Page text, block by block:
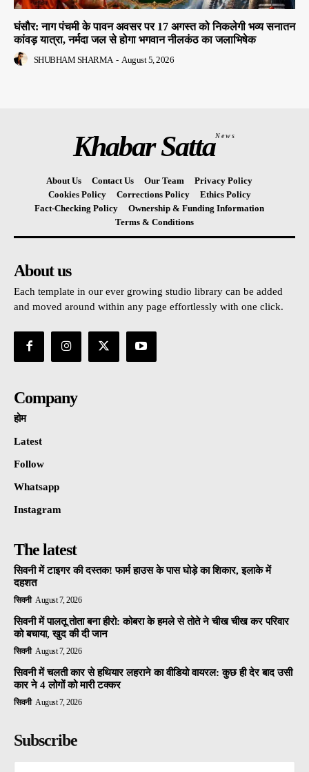
घंसौर: नाग पंचमी के पावन अवसर पर 17 अगस्त को निकलेगी भव्य सनातन
कांवड़ यात्रा, नर्मदा जल से होगा भगवान नीलकंठ का जलाभिषेक
SHUBHAM SHARMA - August 5, 2026
Khabar SattaNews
About Us Contact Us Our Team
Privacy Policy
Cookies Policy
Corrections Policy
Ethics Policy
Fact-Checking Policy
Ownership & Funding Information
Terms & Conditions
About us
Each template in our ever growing studio library can be added
and moved around within any page effortlessly with one click.
Company
होम
Latest
Follow
Whatsapp
Instagram
The latest
सिवनी में टाइगर की दस्तक! फार्म हाउस के पास घोड़े का शिकार, इलाके में
दहशत
सिवनी August 7, 2026
सिवनी में पालतू तोता बना हीरो: कोबरा के हमले से तोते ने चीख चीख कर परिवार
को बचाया, खुद की दी जान
सिवनी August 7, 2026
सिवनी में चलती कार से हथियार लहराने का वीडियो वायरल: कुछ ही देर बाद उसी
कार ने 4 लोगों को मारी टक्कर
सिवनी August 7, 2026
Subscribe